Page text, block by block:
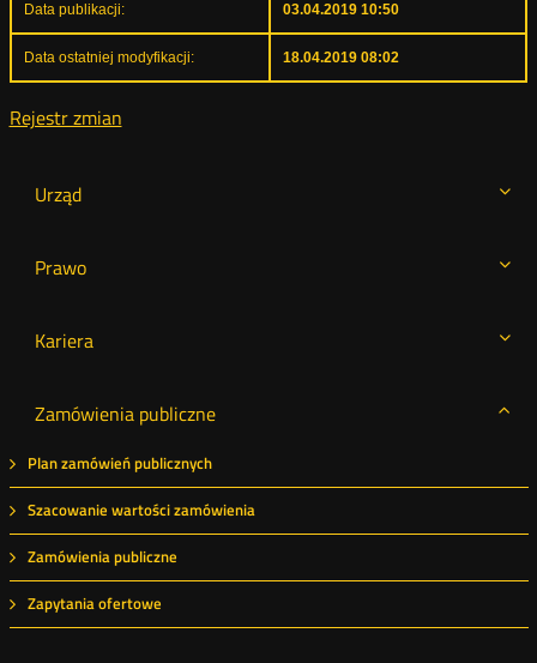
Urząd
Prawo
Kariera
Zamówienia publiczne
Plan zamówień publicznych
Szacowanie wartości zamówienia
Zamówienia publiczne
Zapytania ofertowe
Data publikacji: 03.04.2019 10:50
Data ostatniej modyfikacji: 18.04.2019 08:02
Rejestr zmian